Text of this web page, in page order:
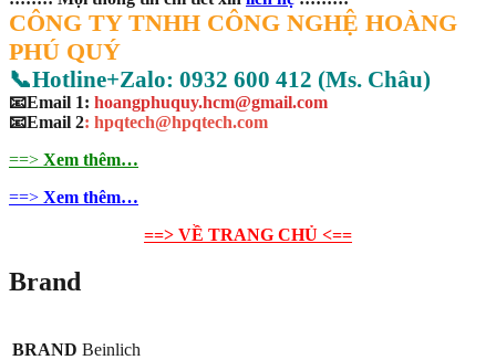
CÔNG TY TNHH CÔNG NGHỆ HOÀNG
PHÚ QUÝ
📞Hotline+Zalo: 0932 600 412 (Ms. Châu)
📧Email 1: hoangphuquy.hcm@gmail.com
📧Email 2: hpqtech@hpqtech.com
==> Xem thêm…
==> Xem thêm…
==> VỀ TRANG CHỦ <==
Brand
BRAND Beinlich